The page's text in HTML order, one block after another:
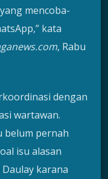
mencoba-
kata
, Rabu
dengan
wartawan.
belum pernah
isu alasan
karana